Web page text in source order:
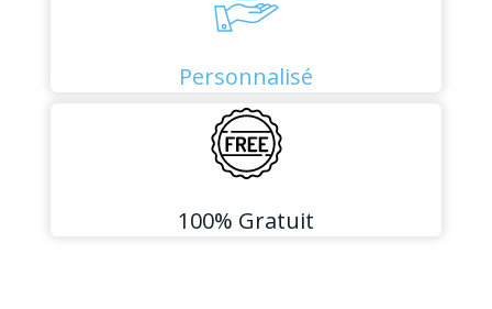
Personnalisé
100% Gratuit